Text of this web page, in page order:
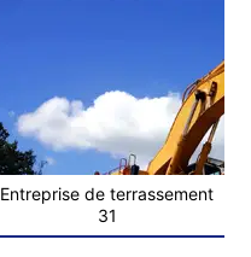
Entreprise de terrassement
31